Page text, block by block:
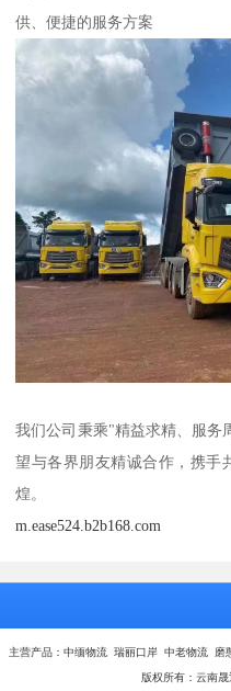
供、便捷的服务方案
我们公司秉乘"精益求精、服务
望与各界朋友精诚合作，携手
煌。
m.ease524.b2b168.com
主营产品：中缅物流 瑞丽口岸 中老物流
版权所有：云南